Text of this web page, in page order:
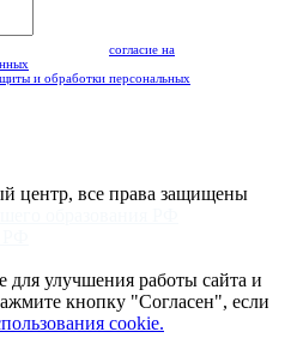
согласие на
и обработки персональных
центр, все права защищены
улучшения работы сайта и
кнопку "Согласен", если
cookie.